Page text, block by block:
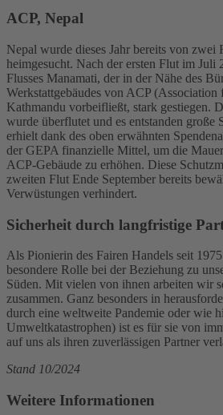
ACP, Nepal
Nepal wurde dieses Jahr bereits von zwei
heimgesucht. Nach der ersten Flut im Juli
Flusses Manamati, der in der Nähe des
Werkstattgebäudes von ACP
Kathmandu vorbeifließt, stark gestiegen.
wurde überflutet und es entstanden große
erhielt dank des oben erwähnten
der GEPA finanzielle Mittel, um die
ACP-Gebäude zu erhöhen. Diese
zweiten Flut Ende September bereits
Verwüstungen verhindert.
Sicherheit durch langfristige
Als Pionierin des Fairen Handels seit
besondere Rolle bei der Beziehung zu
Süden. Mit vielen von ihnen arbeiten wir
zusammen. Ganz besonders in
durch eine weltweite Pandemie oder wie
Umweltkatastrophen) ist es für sie von
auf uns als ihren zuverlässigen Partner
Stand 10/2024
Weitere Informationen